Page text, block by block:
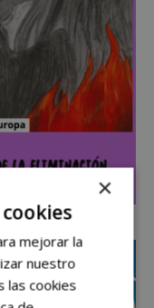
×
mejorar la
nuestro
las cookies